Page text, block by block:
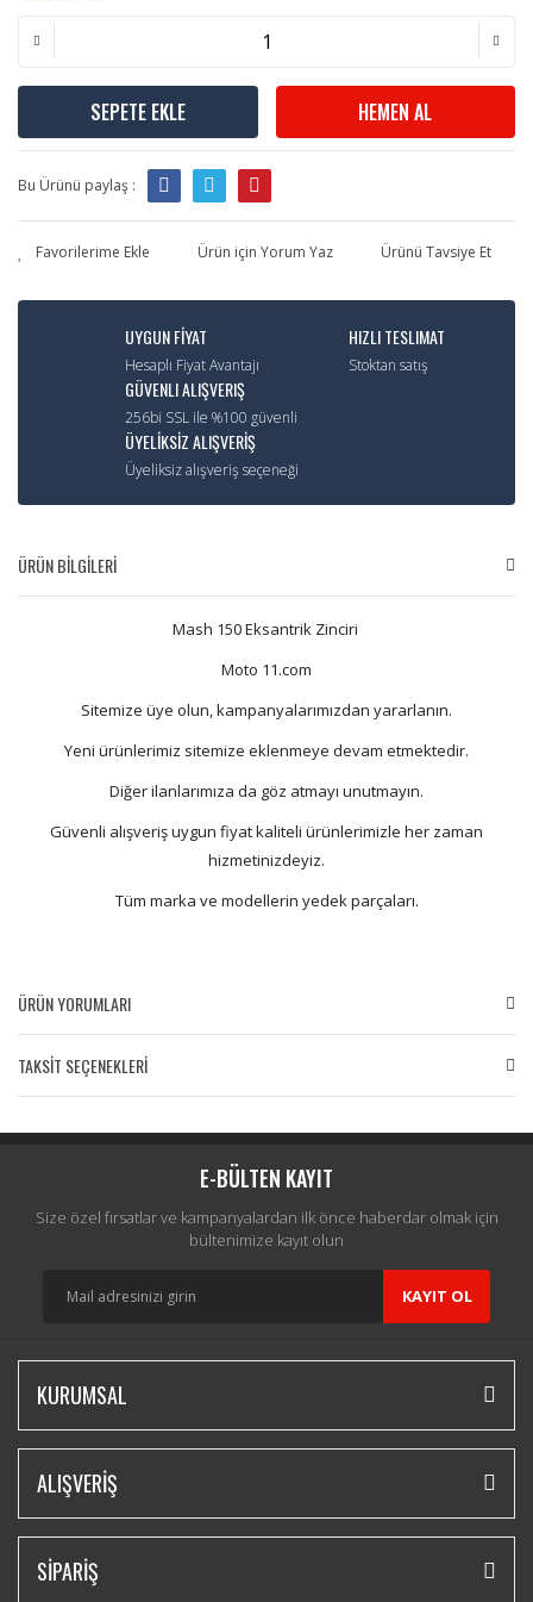
SEPETE EKLE HEMEN AL
Bu Ürünü paylaş :
Ürün için Yorum Yaz Ürünü Tavsiye Et
UYGUN FİYAT
Hesaplı Fiyat Avantajı
HIZLI TESLIMAT
Stoktan satış
GÜVENLI ALIŞVERIŞ
256bi SSL ile %100 güvenli
ÜYELİKSİZ ALIŞVERİŞ
Üyeliksiz alışveriş seçeneği
ÜRÜN BİLGİLERİ
Mash 150 Eksantrik Zinciri
Moto 11.com
Sitemize üye olun, kampanyalarımızdan yararlanın.
Yeni ürünlerimiz sitemize eklenmeye devam etmektedir.
Diğer ilanlarımıza da göz atmayı unutmayın.
Güvenli alışveriş uygun fiyat kaliteli ürünlerimizle her zaman
hizmetinizdeyiz.
Tüm marka ve modellerin yedek parçaları.
ÜRÜN YORUMLARI
Yorum Yaz
TAKSİT SEÇENEKLERİ
E-BÜLTEN KAYIT
Size özel fırsatlar ve kampanyalardan ilk önce haberdar olmak için
bültenimize kayıt olun
KAYIT OL
KURUMSAL
ALIŞVERİŞ
SİPARİŞ